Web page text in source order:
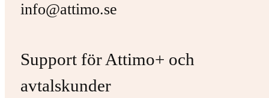
info@attimo.se
Support för Attimo+ och
avtalskunder